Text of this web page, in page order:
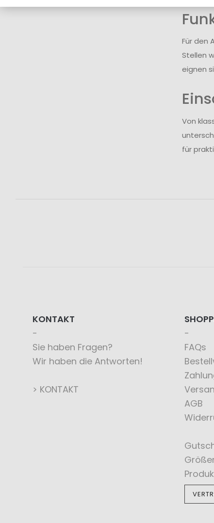
Für den
Stellen
eignen
Von
für
KONTAKT
Sie haben Fragen?
Wir haben die Antworten!
> KONTAKT
FAQs
AGB